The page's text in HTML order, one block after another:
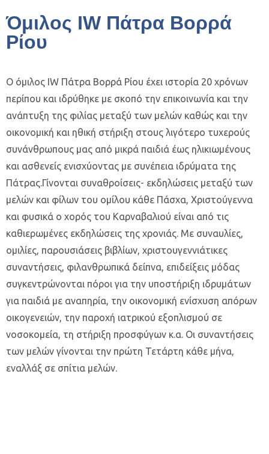
Όμιλος IW Πάτρα Βορρά
Ρίου
Ο όμιλος IW Πάτρα Βορρά Ρίου έχει ιστορία 20 χρόνων
περίπου και ιδρύθηκε με σκοπό την επικοινωνία και την
ανάπτυξη της φιλίας μεταξύ των μελών καθώς και την
οικονομική και ηθική στήριξη στους λιγότερο τυχερούς
συνάνθρωπους μας από μικρά παιδιά έως ηλικιωμένους
και ασθενείς ενισχύοντας με συνέπεια ιδρύματα της
Πάτρας.Γίνονται συναθροίσεις- εκδηλώσεις μεταξύ των
μελών και φίλων του ομίλου κάθε Πάσχα, Χριστούγεννα
και φυσικά ο χορός του Καρναβαλιού είναι από τις
καθιερωμένες εκδηλώσεις της χρονιάς. Με συναυλίες,
ομιλίες, παρουσιάσεις βιβλίων, χριστουγεννιάτικες
συναντήσεις, φιλανθρωπικά δείπνα, επιδείξεις μόδας
συγκεντρώνονται πόροι για την υποστήριξη ιδρυμάτων
για παιδιά με αναπηρία, την οικονομική ενίσχυση απόρων
οικογενειών, την παροχή ιατρικού εξοπλισμού σε
νοσοκομεία, τη στήριξη προσφύγων κ.α. Οι συναντήσεις
των μελών γίνονται την πρώτη Τετάρτη κάθε μήνα,
εναλλάξ σε σπίτια μελών.